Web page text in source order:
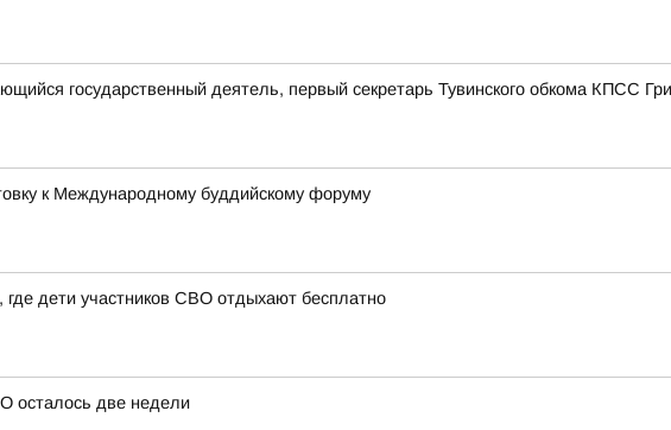
государственный деятель, первый секретарь Тувинского обкома КПСС
к Международному буддийскому форуму
дети участников СВО отдыхают бесплатно
осталось две недели